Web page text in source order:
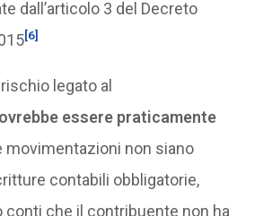
dall’articolo 3 del Decreto
[6]
legato al
essere praticamente
movimentazioni non siano
contabili obbligatorie,
conti che il contribuente non ha